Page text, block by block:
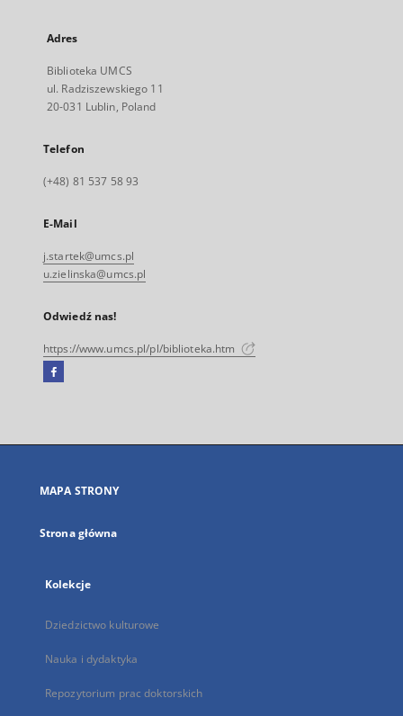
Adres
Biblioteka UMCS
ul. Radziszewskiego 11
20-031 Lublin, Poland
Telefon
(+48) 81 537 58 93
E-Mail
j.startek@umcs.pl
u.zielinska@umcs.pl
Odwiedź nas!
https://www.umcs.pl/pl/biblioteka.htm
Facebook
się
karcie
MAPA STRONY
Strona główna
Kolekcje
Dziedzictwo kulturowe
Nauka i dydaktyka
Repozytorium prac doktorskich